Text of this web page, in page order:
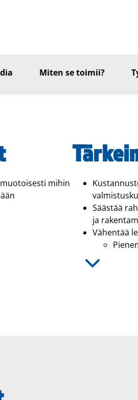
Miten se toimii?
mihin
Säästää
ja
Vähentää